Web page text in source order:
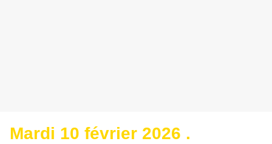
Mardi 10 février 2026 .